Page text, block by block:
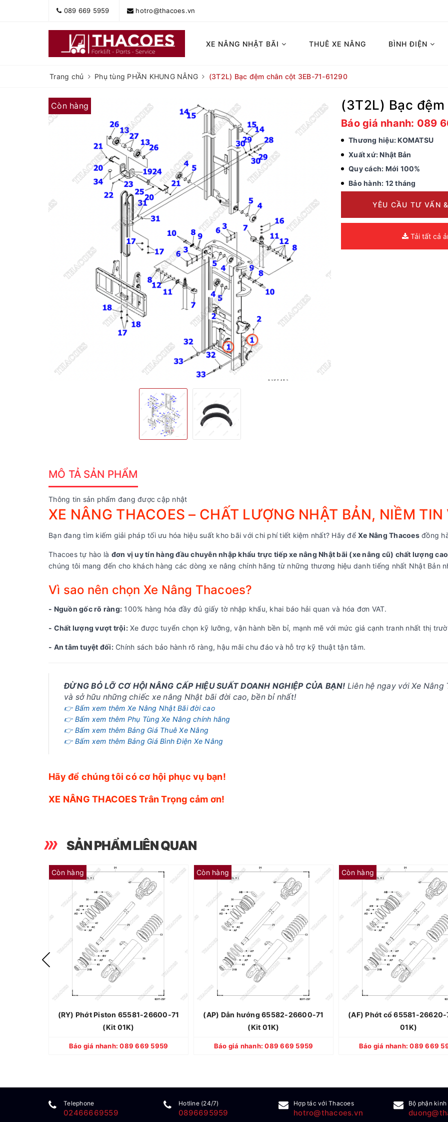
089 669 5959 hotro@thacoes.vn
XE NÂNG NHẬT BÃI THUÊ XE NÂNG BÌNH ĐIỆN
Trang chủ Phụ tùng PHẦN KHUNG NÂNG (3T2L) Bạc đệm chân cột 3EB-71-61290
Còn hàng (3T2L) Bạc
Báo giá nhanh: 089
Thương hiệu: KOMATSU
Xuất xứ: Nhật Bản
Quy cách: Mới 100%
Bảo hành: 12 tháng
YÊU CẦU TƯ VẤN
Tải tất cả
MÔ TẢ SẢN PHẨM
Thông tin sản phẩm đang được cập nhật
XE NÂNG THACOES – CHẤT LƯỢNG NHẬT BẢN, NIỀM
Bạn đang tìm kiếm giải pháp tối ưu hóa hiệu suất kho bãi với chi phí tiết kiệm nhất? Hãy để Xe Nâng Thacoesđồng
Thacoes tự hào là đơn vị uy tín hàng đầu chuyên nhập khẩu trực tiếp xe nâng Nhật bãi (xe nâng cũ) chất lượng cao
chúng tôi mang đến cho khách hàng các dòng xe nâng chính hãng từ những thương hiệu danh tiếng nhất Nhật Bản
Vì sao nên chọn Xe Nâng Thacoes?
- Nguồn gốc rõ ràng: 100% hàng hóa đầy đủ giấy tờ nhập khẩu, khai báo hải quan và hóa đơn VAT.
- Chất lượng vượt trội:Xe được tuyển chọn kỹ lưỡng, vận hành bền bỉ, mạnh mẽ với mức giá cạnh tranh nhất thị
- An tâm tuyệt đối:Chính sách bảo hành rõ ràng, hậu mãi chu đáo và hỗ trợ kỹ thuật tận tâm.
ĐỪNG BỎ LỠ CƠ HỘI NÂNG CẤP HIỆU SUẤT DOANH NGHIỆP CỦA BẠN! Liên hệ ngay với Xe
và sở hữu những chiếc xe nâng Nhật bãi đời cao, bền bỉ nhất!
👉 Bấm xem thêm Xe Nâng Nhật Bãi đời cao
👉 Bấm xem thêm Phụ Tùng Xe Nâng chính hãng
👉 Bấm xem thêm Bảng Giá Thuê Xe Nâng
👉 Bấm xem thêm Bảng Giá Bình Điện Xe Nâng
Hãy để chúng tôi có cơ hội phục vụ bạn!
XE NÂNG THACOES Trân Trọng cảm ơn!
SẢN PHẨM LIÊN QUAN
Còn hàng
(RY) Phớt Piston 65581-26600-71
(Kit 01K)
Báo giá nhanh: 089 669 5959
(RY) Phớt Piston 65581-26600-71 (Kit 01K)
Thương hiệu: TOYOTA
Xuất xứ: Nhật Bản
Quy cách: Mới 100%
Bảo hành: 12 tháng
Còn hàng
(AP) Dẫn hướng 65582-26600-71
(Kit 01K)
Báo giá nhanh: 089 669 5959
(AP) Dẫn hướng 65582-26600-71 (Kit 01K)
Thương hiệu: TOYOTA
Xuất xứ: Nhật Bản
Quy cách: Mới 100%
Bảo hành: 12 tháng
Còn hàng
(AF) Phớt cổ 65581-26620-
01K)
Báo giá nhanh: 089 669
(AF) Phớt cổ 65581-26620-71 (Kit 01K)
Thương hiệu:
Xuất xứ:
Quy cách:
Bảo hành:
Telephone
02466669559
Hotline (24/7)
0896695959
Hợp tác với Thacoes
hotro@thacoes.vn
Bộ phận